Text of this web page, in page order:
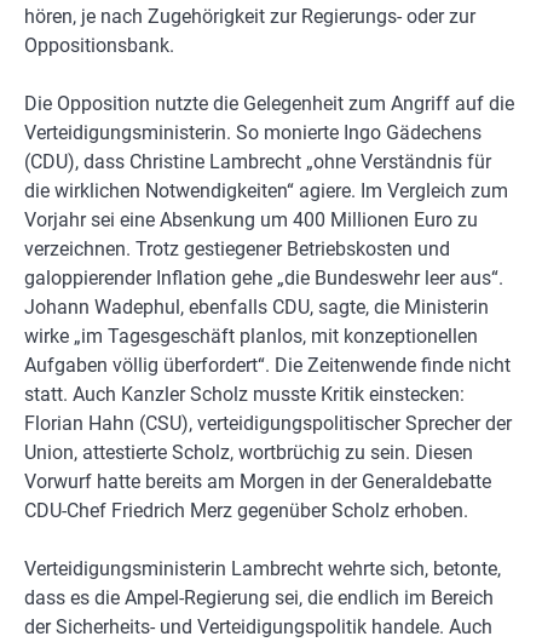
hören, je nach Zugehörigkeit zur Regierungs- oder zur
Oppositionsbank.
Die Opposition nutzte die Gelegenheit zum Angriff auf die
Verteidigungsministerin. So monierte Ingo Gädechens
(CDU), dass Christine Lambrecht „ohne Verständnis für
die wirklichen Notwendigkeiten“ agiere. Im Vergleich zum
Vorjahr sei eine Absenkung um 400 Millionen Euro zu
verzeichnen. Trotz gestiegener Betriebskosten und
galoppierender Inflation gehe „die Bundeswehr leer aus“.
Johann Wadephul, ebenfalls CDU, sagte, die Ministerin
wirke „im Tagesgeschäft planlos, mit konzeptionellen
Aufgaben völlig überfordert“. Die Zeitenwende finde nicht
statt. Auch Kanzler Scholz musste Kritik einstecken:
Florian Hahn (CSU), verteidigungspolitischer Sprecher der
Union, attestierte Scholz, wortbrüchig zu sein. Diesen
Vorwurf hatte bereits am Morgen in der Generaldebatte
CDU-Chef Friedrich Merz gegenüber Scholz erhoben.
Verteidigungsministerin Lambrecht wehrte sich, betonte,
dass es die Ampel-Regierung sei, die endlich im Bereich
der Sicherheits- und Verteidigungspolitik handele. Auch